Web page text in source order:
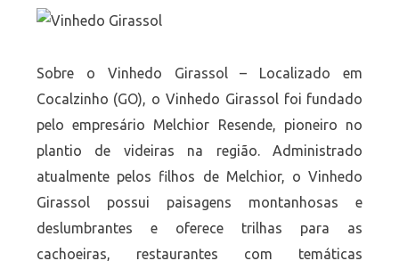
Sobre o Vinhedo Girassol – Localizado em
Cocalzinho (GO), o Vinhedo Girassol foi fundado
pelo empresário Melchior Resende, pioneiro no
plantio de videiras na região. Administrado
atualmente pelos filhos de Melchior, o Vinhedo
Girassol possui paisagens montanhosas e
deslumbrantes e oferece trilhas para as
cachoeiras, restaurantes com temáticas